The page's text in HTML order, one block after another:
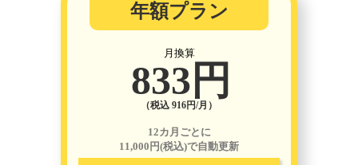
年額プラン
月換算
833円
（税込 916円/月）
12カ月ごとに
11,000円(税込)で自動更新